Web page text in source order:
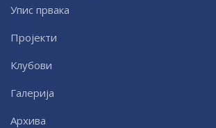
Упис првака
Пројекти
Клубови
Галерија
Архива